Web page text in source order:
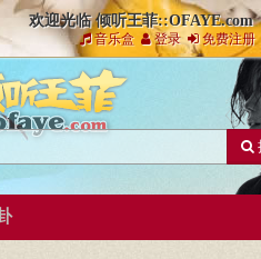
欢迎光临 倾听王菲::OFAYE.com
音乐盒 登录 免费注册